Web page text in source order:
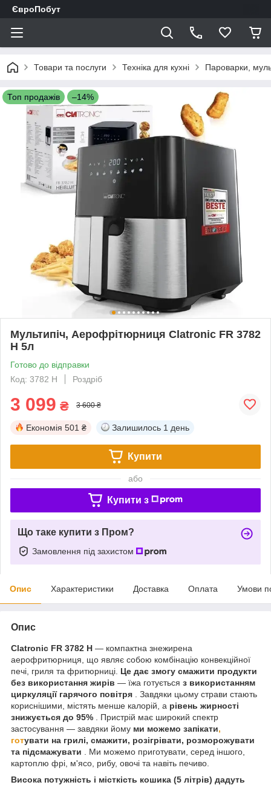
ЄвроПобут
Товари та послуги Техніка для кухні Пароварки,
Топ продажів –14%
Мультипіч, Аерофрітюрниця Clatronic FR 3782
H 5л
Готово до відправки
Код: 3782 H
Роздріб
3 099 ₴ 3 600 ₴
Економія 501 ₴ Залишилось 1 день
Купити
або
Купити з
Що таке купити з Пром?
Замовлення під захистом
Опис Характеристики Доставка Оплата Умови
Опис
Clatronic FR 3782 H — компактна знежирена
аерофритюрниця, що являє собою комбінацію конвекційної
печі, гриля та фритюрниці. Це дає змогу смажити продукти
без використання жирів — їжа готується з використанням
циркуляції гарячого повітря . Завдяки цьому страви стають
кориснішими, містять менше калорій, а рівень жирності
знижується до 95% . Пристрій має широкий спектр
застосування — завдяки йому ми можемо запікати,
готувати на грилі, смажити, розігрівати, розморожувати
та підсмажувати . Ми можемо приготувати, серед іншого,
картоплю фрі, м'ясо, рибу, овочі та навіть печиво.
Висока потужність і місткість кошика (5 літрів) дадуть